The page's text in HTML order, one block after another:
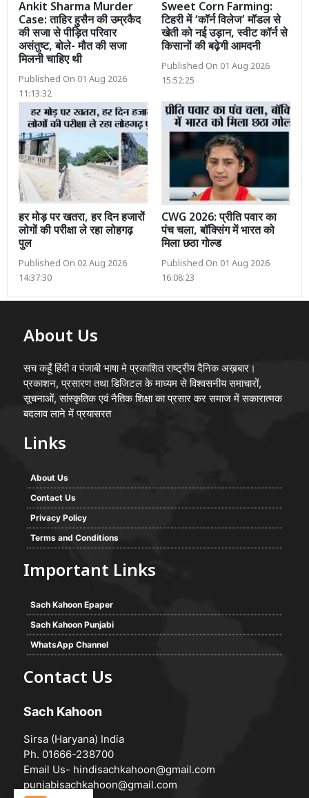
Ankit Sharma Murder
Case: ताहिर हुसैन की उम्रकैद
की सजा से पीड़ित परिवार
असंतुष्ट, बोले- मौत की सजा
मिलनी चाहिए थी
Published On 01 Aug 2026
11:13:32
Sweet Corn Farming:
टिहरी में ‘कॉर्न विलेज’ मॉडल से
खेती को नई उड़ान, स्वीट कॉर्न से
किसानों की बढ़ेगी आमदनी
Published On 01 Aug 2026
15:52:25
हर मोड़ पर खतरा, हर दिन हजारों
लोगों की परीक्षा ले रहा लोहगढ़
पुल
Published On 02 Aug 2026
14:37:30
CWG 2026: प्रीति पवार का
पंच चला, बॉक्सिंग में भारत को
मिला छठा गोल्ड
Published On 01 Aug 2026
16:08:23
About Us
सच कहूँ हिंदी व पंजाबी भाषा मे प्रकाशित राष्ट्रीय दैनिक अख़बार।
प्रकाशन, प्रसारण तथा डिजिटल के माध्यम से विश्वसनीय समाचारों,
सूचनाओं, सांस्कृतिक एवं नैतिक शिक्षा का प्रसार कर समाज में सकारात्मक
बदलाव लाने में प्रयासरत
Links
About Us
Contact Us
Privacy Policy
Terms and Conditions
Important Links
Sach Kahoon Epaper
Sach Kahoon Punjabi
WhatsApp Channel
Contact Us
Sach Kahoon
Sirsa (Haryana) India
Ph. 01666-238700
Email Us- hindisachkahoon@gmail.com
punjabisachkahoon@gmail.com